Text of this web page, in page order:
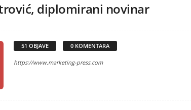
diplomirani novinar
51 OBJAVE 0 KOMENTARA
https://www.marketing-press.com